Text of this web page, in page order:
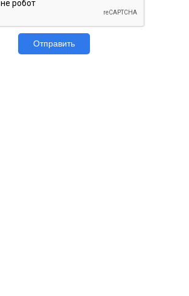
Отправить